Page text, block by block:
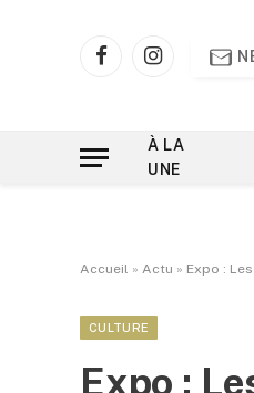
FacebookInstagram
À LA
UNE
Accueil » Actu » Expo :
CULTURE
Expo :